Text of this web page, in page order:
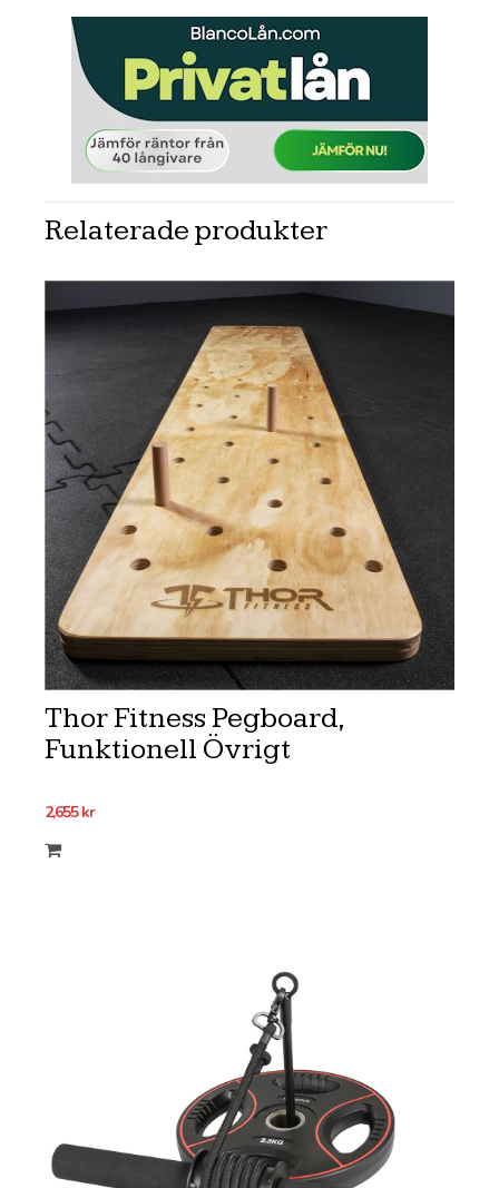
Relaterade produkter
Thor Fitness Pegboard,
Funktionell Övrigt
2,655kr